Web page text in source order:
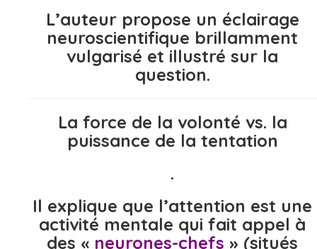
L’auteur propose un éclairage
neuroscientifique brillamment
vulgarisé et illustré sur la
question.
La force de la volonté vs. la
puissance de la tentation
.
Il explique que l’attention est une
activité mentale qui fait appel à
des « neurones-chefs » (situés